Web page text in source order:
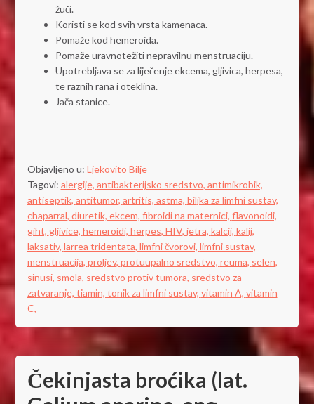
žuči.
Koristi se kod svih vrsta kamenaca.
Pomaže kod hemeroida.
Pomaže uravnotežiti nepravilnu menstruaciju.
Upotrebljava se za liječenje ekcema, gljivica, herpesa,
te raznih rana i oteklina.
Jača stanice.
Objavljeno u: Ljekovito Bilje
Tagovi: alergije, antibakterijsko sredstvo, antimikrobik,
antiseptik, antitumor, artritis, astma, biljka za limfni sustav,
chaparral, diuretik, ekcem, fibroidi na maternici, flavonoidi,
giht, gljivice, hemeroidi, herpes, HIV, jetra, kalcij, kalij,
laksativ, larrea tridentata, limfni čvorovi, limfni sustav,
menstruacija, proljev, protuupalno sredstvo, reuma, selen,
sinusi, smola, sredstvo protiv tumora, sredstvo za
zatvaranje, tiamin, tonik za limfni sustav, vitamin A, vitamin
C,
Čekinjasta broćika (lat.